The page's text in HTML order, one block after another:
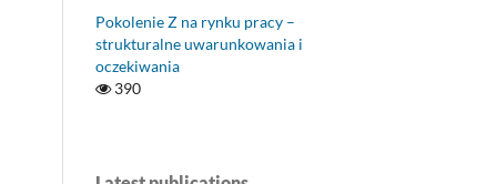
Pokolenie Z na rynku pracy –
strukturalne uwarunkowania i
oczekiwania
390